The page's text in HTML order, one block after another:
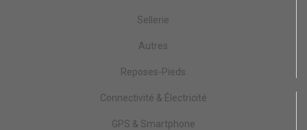
Sellerie
Autres
Reposes-Pieds
Connectivité & Électricité
GPS & Smartphone